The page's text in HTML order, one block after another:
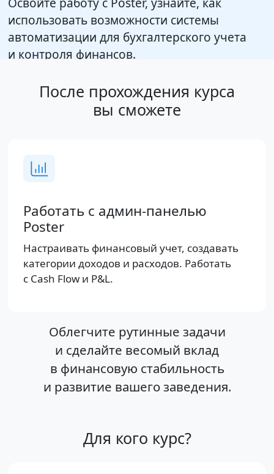
использовать возможности системы
автоматизации для бухгалтерского учета
и контроля финансов.
После прохождения курса
вы сможете
Работать с админ-панелью
Poster
Настраивать финансовый учет, создавать
категории доходов и расходов. Работать
с Cash Flow и P&L.
Облегчите рутинные задачи
и сделайте весомый вклад
в финансовую стабильность
и развитие вашего заведения.
Для кого курс?